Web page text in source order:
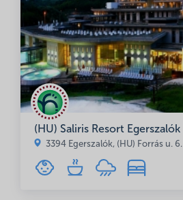
(HU) Saliris Resort Egerszalók
3394 Egerszalók, (HU) Forrás u. 6.